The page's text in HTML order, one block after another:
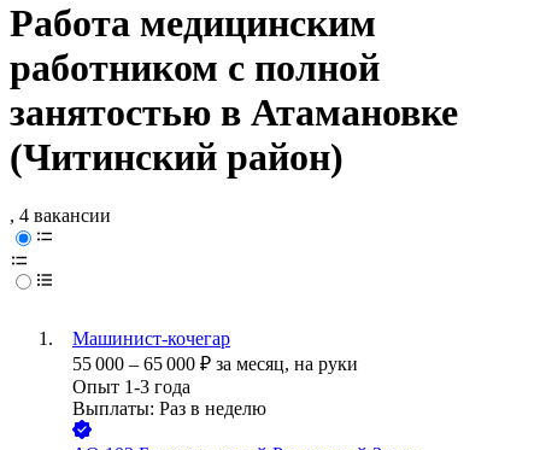
Работа медицинским
работником с полной
занятостью в Атамановке
(Читинский район)
, 4 вакансии
Машинист-кочегар
55 000 – 65 000 ₽ за месяц, на руки
Опыт 1-3 года
Выплаты: Раз в неделю